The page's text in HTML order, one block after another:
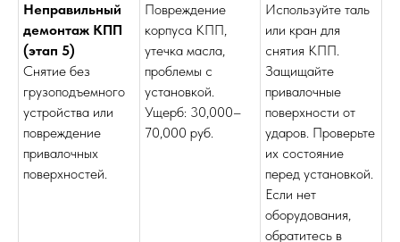
Неправильный
демонтаж КПП
(этап 5)
Снятие без
грузоподъемного
устройства или
повреждение
привалочных
поверхностей.
Повреждение
корпуса КПП,
утечка масла,
проблемы с
установкой.
Ущерб: 30,000–
70,000 руб.
Используйте таль
или кран для
снятия КПП.
Защищайте
привалочные
поверхности от
ударов. Проверьте
их состояние
перед установкой.
Если нет
оборудования,
обратитесь в